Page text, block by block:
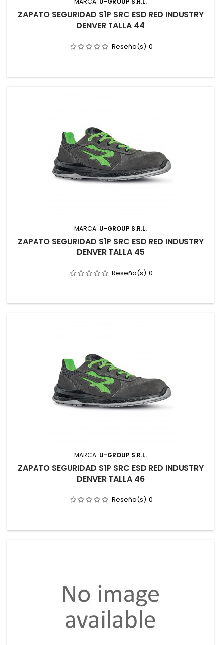
MARCA: U-GROUP S.R.L.
ZAPATO SEGURIDAD S1P SRC ESD RED INDUSTRY
DENVER TALLA 44
Reseña(s): 0
MARCA: U-GROUP S.R.L.
ZAPATO SEGURIDAD S1P SRC ESD RED INDUSTRY
DENVER TALLA 45
Reseña(s): 0
MARCA: U-GROUP S.R.L.
ZAPATO SEGURIDAD S1P SRC ESD RED INDUSTRY
DENVER TALLA 46
Reseña(s): 0